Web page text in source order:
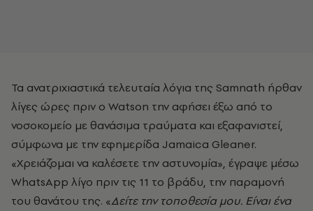
Τα ανατριχιαστικά τελευταία λόγια της Samnath ήρθαν
λίγες ώρες πριν ο Watson την αφήσει έξω από το
νοσοκομείο με θανάσιμα τραύματα και εξαφανιστεί,
σύμφωνα με την εφημερίδα Jamaica Gleaner.
«Χρειάζομαι να καλέσετε την αστυνομία», έγραψε μέσω
WhatsApp λίγο πριν τις 11 το βράδυ, την παραμονή
του θανάτου της. «Δείτε την τοποθεσία μου. Είναι ένα